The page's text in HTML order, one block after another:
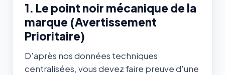
1. Le point noir mécanique de la
marque (Avertissement
Prioritaire)
D'après nos données techniques
centralisées, vous devez faire preuve d'une